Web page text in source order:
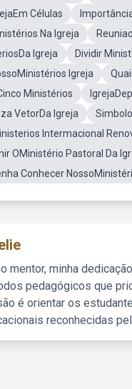
Células
Na Igreja
Igreja
Dividir
Igreja
Ministérios
VetorDa Igreja
Intermacional
OMinistério Pastoral Da
Conhecer
mentor, minha
pedagógicos que
é orientar os
reconhecidas